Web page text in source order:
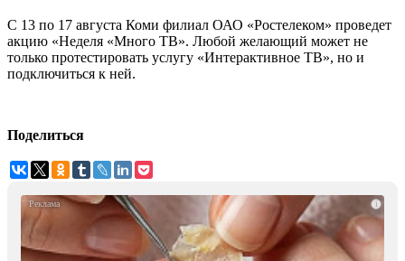
С 13 по 17 августа Коми филиал ОАО «Ростелеком» проведет
акцию «Неделя «Много ТВ». Любой желающий может не
только протестировать услугу «Интерактивное ТВ», но и
подключиться к ней.
Поделиться
i